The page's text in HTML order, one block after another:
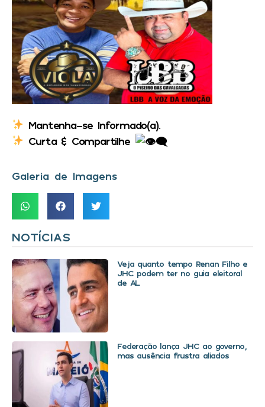
Mantenha-se Informado(a).
Curta & Compartilhe
Galeria de Imagens
NOTÍCIAS
Veja quanto tempo Renan Filho e
JHC podem ter no guia eleitoral
de AL
Federação lança JHC ao governo,
mas ausência frustra aliados